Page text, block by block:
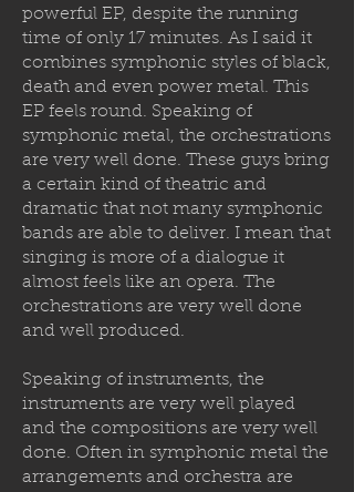
powerful EP, despite the running
time of only 17 minutes. As I said it
combines symphonic styles of black,
death and even power metal. This
EP feels round. Speaking of
symphonic metal, the orchestrations
are very well done. These guys bring
a certain kind of theatric and
dramatic that not many symphonic
bands are able to deliver. I mean that
singing is more of a dialogue it
almost feels like an opera. The
orchestrations are very well done
and well produced.
Speaking of instruments, the
instruments are very well played
and the compositions are very well
done. Often in symphonic metal the
arrangements and orchestra are